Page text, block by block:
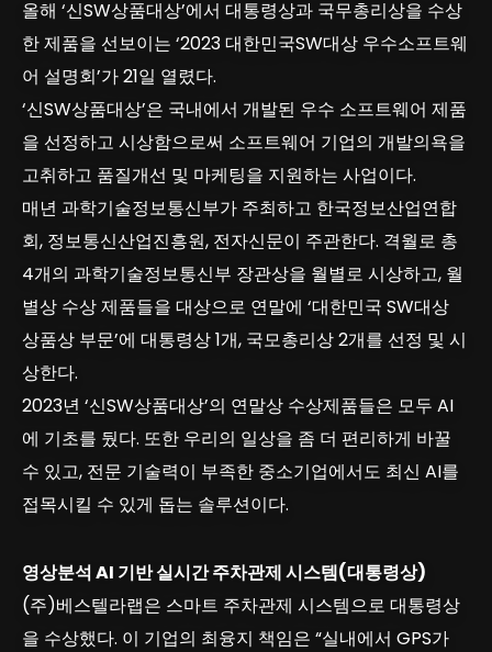
올해 ‘신SW상품대상’에서 대통령상과 국무총리상을 수상
한 제품을 선보이는 ‘2023 대한민국SW대상 우수소프트웨
어 설명회’가 21일 열렸다.
‘신SW상품대상’은 국내에서 개발된 우수 소프트웨어 제품
을 선정하고 시상함으로써 소프트웨어 기업의 개발의욕을
고취하고 품질개선 및 마케팅을 지원하는 사업이다.
매년 과학기술정보통신부가 주최하고 한국정보산업연합
회, 정보통신산업진흥원, 전자신문이 주관한다. 격월로 총
4개의 과학기술정보통신부 장관상을 월별로 시상하고, 월
별상 수상 제품들을 대상으로 연말에 ‘대한민국 SW대상
상품상 부문’에 대통령상 1개, 국모총리상 2개를 선정 및 시
상한다.
2023년 ‘신SW상품대상’의 연말상 수상제품들은 모두 AI
에 기초를 뒀다. 또한 우리의 일상을 좀 더 편리하게 바꿀
수 있고, 전문 기술력이 부족한 중소기업에서도 최신 AI를
접목시킬 수 있게 돕는 솔루션이다.
영상분석 AI 기반 실시간 주차관제 시스템(대통령상)
(주)베스텔라랩은 스마트 주차관제 시스템으로 대통령상
을 수상했다. 이 기업의 최융지 책임은 “실내에서 GPS가